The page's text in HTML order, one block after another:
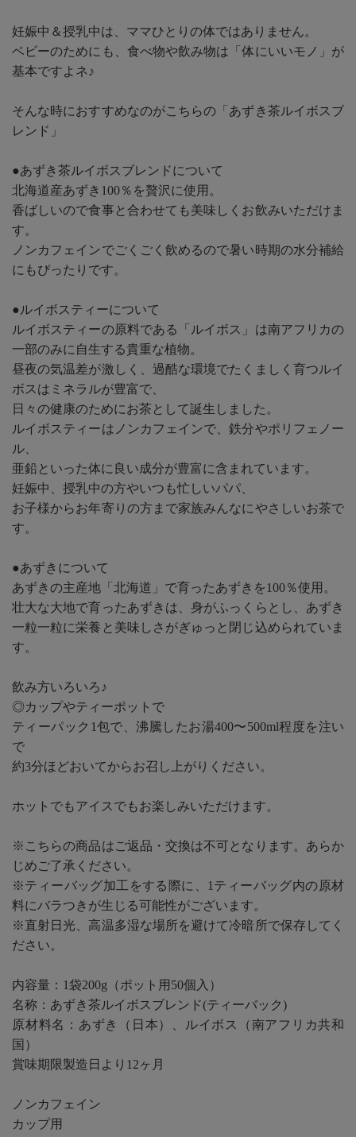
妊娠中＆授乳中は、ママひとりの体ではありません。
ベビーのためにも、食べ物や飲み物は「体にいいモノ」が
基本ですよネ♪
そんな時におすすめなのがこちらの「あずき茶ルイボスブ
レンド」
●あずき茶ルイボスブレンドについて
北海道産あずき100％を贅沢に使用。
香ばしいので食事と合わせても美味しくお飲みいただけま
す。
ノンカフェインでごくごく飲めるので暑い時期の水分補給
にもぴったりです。
●ルイボスティーについて
ルイボスティーの原料である「ルイボス」は南アフリカの
一部のみに自生する貴重な植物。
昼夜の気温差が激しく、過酷な環境でたくましく育つルイ
ボスはミネラルが豊富で、
日々の健康のためにお茶として誕生しました。
ルイボスティーはノンカフェインで、鉄分やポリフェノー
ル、
亜鉛といった体に良い成分が豊富に含まれています。
妊娠中、授乳中の方やいつも忙しいパパ、
お子様からお年寄りの方まで家族みんなにやさしいお茶で
す。
●あずきについて
あずきの主産地「北海道」で育ったあずきを100％使用。
壮大な大地で育ったあずきは、身がふっくらとし、あずき
一粒一粒に栄養と美味しさがぎゅっと閉じ込められていま
す。
飲み方いろいろ♪
◎カップやティーポットで
ティーパック1包で、沸騰したお湯400〜500ml程度を注い
で
約3分ほどおいてからお召し上がりください。
ホットでもアイスでもお楽しみいただけます。
※こちらの商品はご返品・交換は不可となります。あらか
じめご了承ください。
※ティーバッグ加工をする際に、1ティーバッグ内の原材
料にバラつきが生じる可能性がございます。
※直射日光、高温多湿な場所を避けて冷暗所で保存してく
ださい。
内容量：1袋200g（ポット用50個入）
名称：あずき茶ルイボスブレンド(ティーバック)
原材料名：あずき（日本）、ルイボス（南アフリカ共和
国）
賞味期限製造日より12ヶ月
ノンカフェイン
カップ用